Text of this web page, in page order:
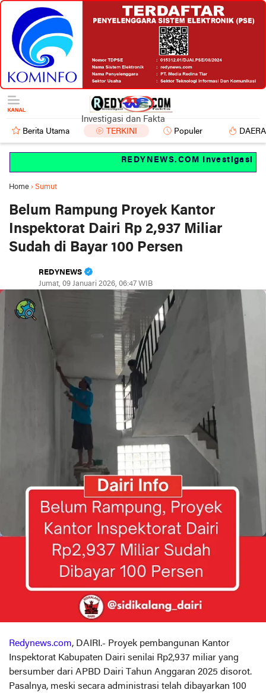
Investigasi dan Fakta
Berita Utama TERKINI Populer
REDYNEWS.COM Investigasi
Home › Sumut
Belum Rampung Proyek Kantor
Inspektorat Dairi Rp 2,937 Miliar
Sudah di Bayar 100 Persen
REDYNEWS
Jumat, 09 Januari 2026, 06:47 WIB
Redynews.com, DAIRI.- Proyek pembangunan Kantor
Inspektorat Kabupaten Dairi senilai Rp2,937 miliar yang
bersumber dari APBD Dairi Tahun Anggaran 2025 disorot.
Pasalnya, meski secara administrasi telah dibayarkan 100